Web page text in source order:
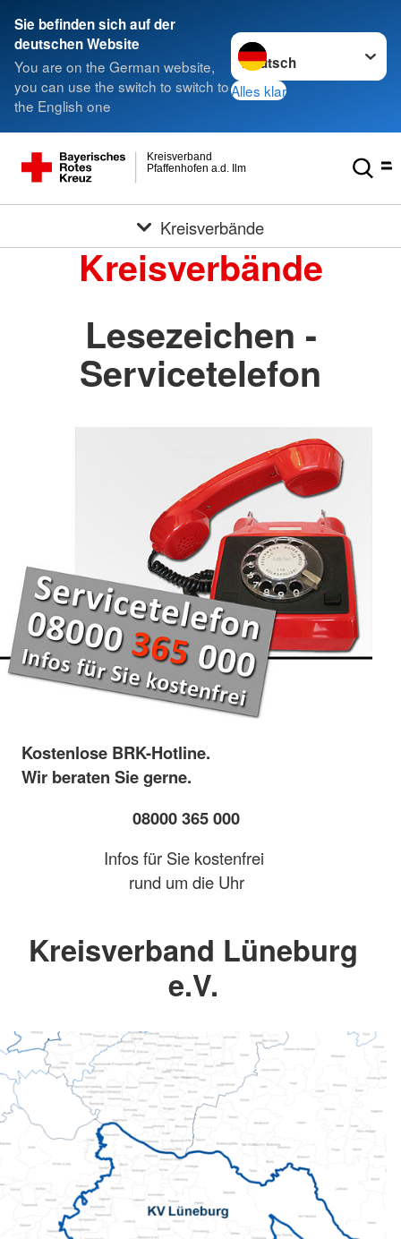
Sie befinden sich auf der
deutschen Website
You are on the German website,
you can use the switch to switch to
the English one
Sprache wechseln zu
Alles klar
Pfaffenhofen a.d. Ilm
Kreisverband
Kreisverbände
Kreisverbände
Lesezeichen -
Servicetelefon
Kostenlose BRK-Hotline.
Wir beraten Sie gerne.
08000 365 000
Infos für Sie kostenfrei
rund um die Uhr
Kreisverband Lüneburg
e.V.